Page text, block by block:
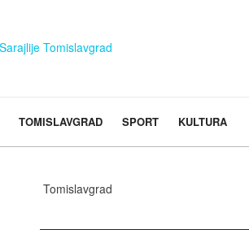
TOMISLAVGRAD SPORT KULTURA